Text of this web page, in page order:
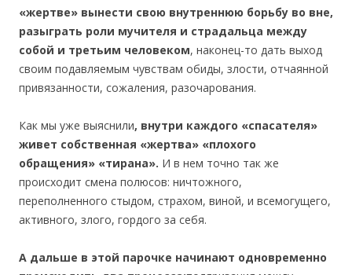
«жертве» вынести свою внутреннюю борьбу во вне,
разыграть роли мучителя и страдальца между
собой и третьим человеком, наконец-то дать выход
своим подавляемым чувствам обиды, злости, отчаянной
привязанности, сожаления, разочарования.
Как мы уже выяснили, внутри каждого «спасателя»
живет собственная «жертва» «плохого
обращения» «тирана». И в нем точно так же
происходит смена полюсов: ничтожного,
переполненного стыдом, страхом, виной, и всемогущего,
активного, злого, гордого за себя.
А дальше в этой парочке начинают одновременно